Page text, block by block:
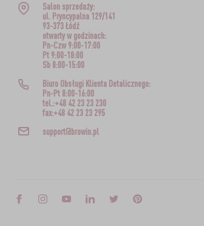
Salon sprzedaży:
ul. Pryncypalna 129/141
93-373 Łódź
otwarty w godzinach:
Pn-Czw 9:00-17:00
Pt 9:00-18:00
Sb 8:00-15:00
Biuro Obsługi Klienta Detalicznego:
Pn-Pt 8:00-16:00
tel.:+48 42 23 23 230
fax:+48 42 23 23 295
support@browin.pl